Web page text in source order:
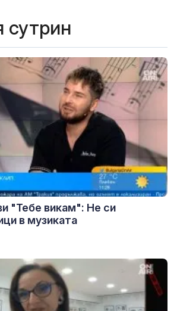
сутрин
"Тебе викам": Не си
в музиката